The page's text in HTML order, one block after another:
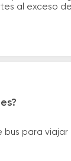
al exceso
para